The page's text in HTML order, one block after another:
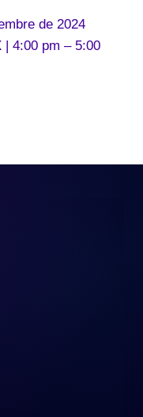
de 2024
| 4:00 pm – 5:00